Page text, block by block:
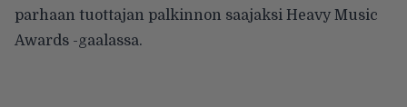
parhaan tuottajan palkinnon saajaksi Heavy Music
Awards -gaalassa.